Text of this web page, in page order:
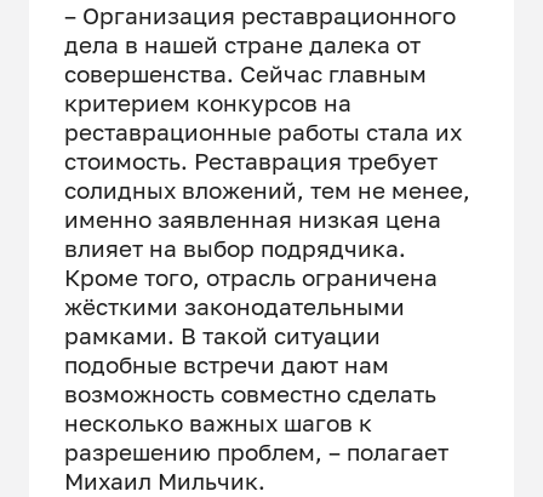
– Организация реставрационного
дела в нашей стране далека от
совершенства. Сейчас главным
критерием конкурсов на
реставрационные работы стала их
стоимость. Реставрация требует
солидных вложений, тем не менее,
именно заявленная низкая цена
влияет на выбор подрядчика.
Кроме того, отрасль ограничена
жёсткими законодательными
рамками. В такой ситуации
подобные встречи дают нам
возможность совместно сделать
несколько важных шагов к
разрешению проблем, – полагает
Михаил Мильчик.